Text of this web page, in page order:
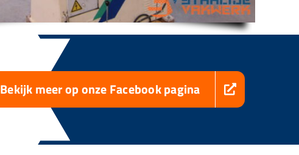
Bekijk meer op onze Facebook pagina